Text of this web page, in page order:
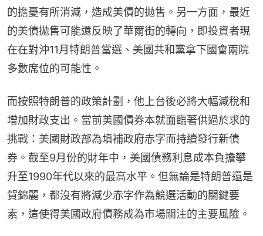
的擔憂有所消減，造成美債的拋售。另一方面，最近
的美債拋售可能還反映了華爾街的轉向，即投資者現
在在對沖11月特朗普當選、美國共和黨拿下國會兩院
多數席位的可能性。
而按照特朗普的政策計劃，他上台後必將大幅減稅和
增加財政支出。當前美國債券本就面臨著供過於求的
挑戰：美國財政部為填補政府赤字而持續發行新債
券。截至9月份的財年中，美國債務利息成本負擔攀
升至1990年代以來的最高水平。但無論是特朗普還是
賀錦麗，都沒有將減少赤字作為競選活動的關鍵要
素，這使得美國政府債務成為市場關注的主要風險。